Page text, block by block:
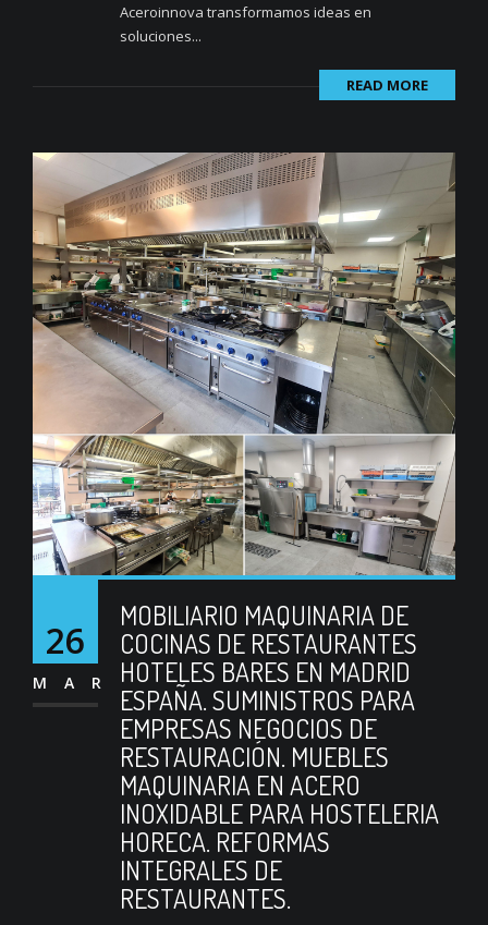
Aceroinnova transformamos ideas en
soluciones...
READ MORE
26
MAR
MOBILIARIO MAQUINARIA DE
COCINAS DE RESTAURANTES
HOTELES BARES EN MADRID
ESPAÑA. SUMINISTROS PARA
EMPRESAS NEGOCIOS DE
RESTAURACIÓN. MUEBLES
MAQUINARIA EN ACERO
INOXIDABLE PARA HOSTELERIA
HORECA. REFORMAS
INTEGRALES DE
RESTAURANTES.